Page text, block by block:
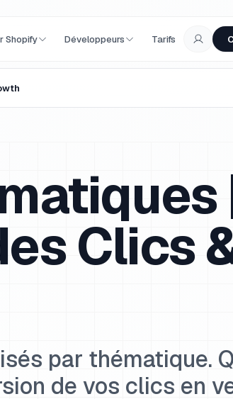
Shopify Développeurs Tarifs
Clics
par thématique.
de vos clics en